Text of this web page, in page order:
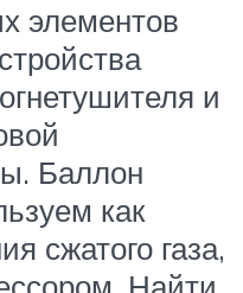
элементов
и
Баллон
как
сжатого газа,